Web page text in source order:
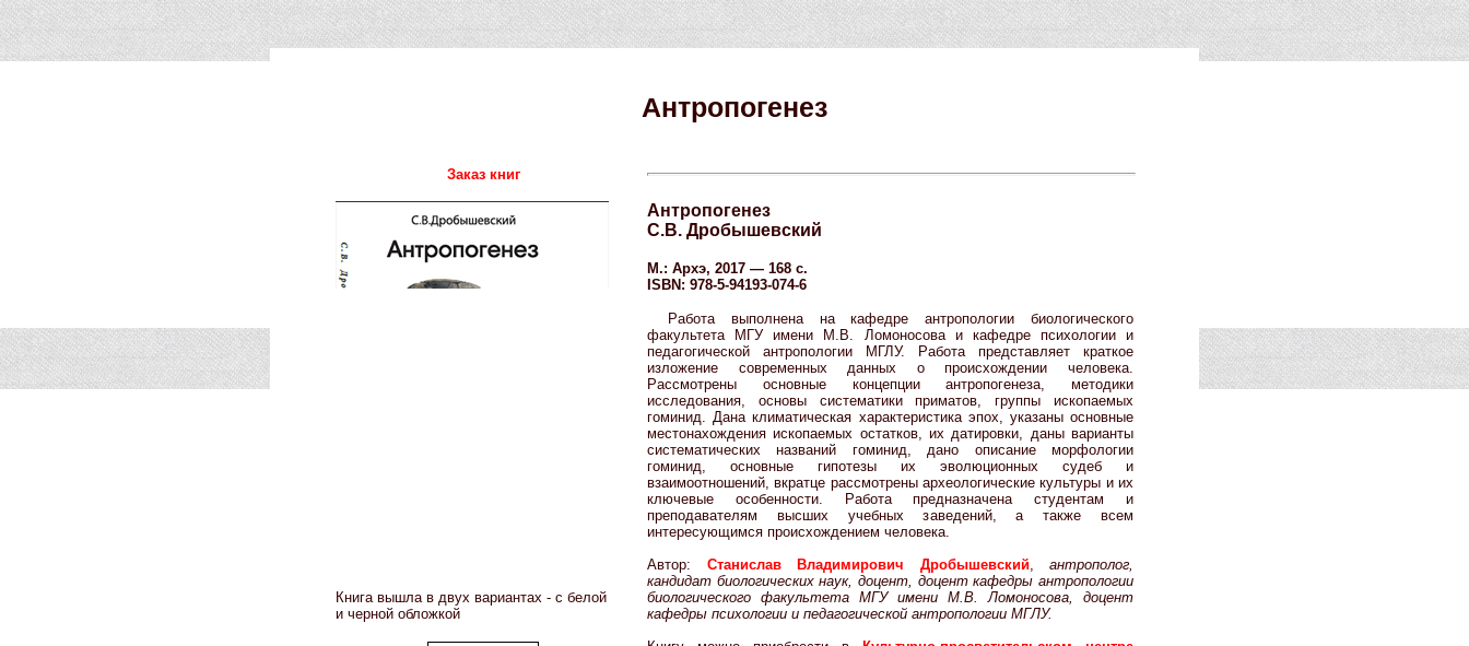
Антропогенез
Заказ книг
Книга вышла в двух вариантах - с белой
и черной обложкой
Антропогенез
С.В. Дробышевский
М.: Архэ, 2017 — 168 с.
ISBN: 978-5-94193-074-6
Работа выполнена на кафедре антропологии биологического
факультета МГУ имени М.В. Ломоносова и кафедре психологии и
педагогической антропологии МГЛУ. Работа представляет краткое
изложение современных данных о происхождении человека.
Рассмотрены основные концепции антропогенеза, методики
исследования, основы систематики приматов, группы ископаемых
гоминид. Дана климатическая характеристика эпох, указаны основные
местонахождения ископаемых остатков, их датировки, даны варианты
систематических названий гоминид, дано описание морфологии
гоминид, основные гипотезы их эволюционных судеб и
взаимоотношений, вкратце рассмотрены археологические культуры и их
ключевые особенности. Работа предназначена студентам и
преподавателям высших учебных заведений, а также всем
интересующимся происхождением человека.
Автор: Станислав Владимирович Дробышевский, антрополог,
кандидат биологических наук, доцент, доцент кафедры антропологии
биологического факультета МГУ имени М.В. Ломоносова, доцент
кафедры психологии и педагогической антропологии МГЛУ.